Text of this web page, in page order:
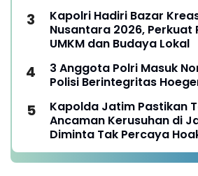
Kapolri Hadiri Bazar
Nusantara 2026,
UMKM dan Budaya Lokal
3 Anggota Polri Masuk
Polisi Berintegritas
Kapolda Jatim Pastikan
Ancaman Kerusuhan di
Diminta Tak Percaya